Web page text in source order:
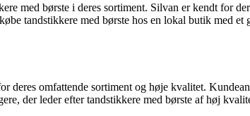
med børste i deres sortiment. Silvan er kendt for
tandstikkere med børste hos en lokal butik med
omfattende sortiment og høje kvalitet.
der leder efter tandstikkere med børste af høj